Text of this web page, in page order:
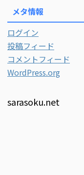
メタ情報
ログイン
投稿フィード
コメントフィード
WordPress.org
sarasoku.net